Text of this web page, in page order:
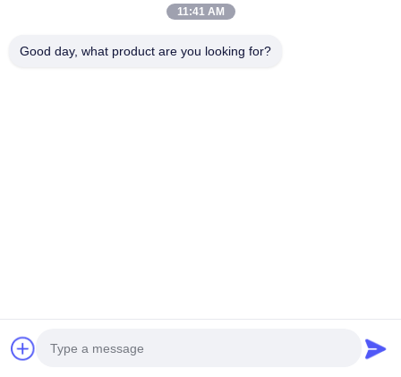
получения скидок и прочего.
11:41 AM
Good day, what product are you looking for?